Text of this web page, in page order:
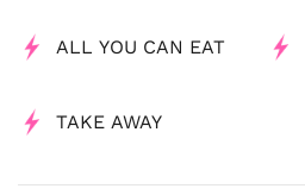
ALL YOU CAN EAT
TAKE AWAY